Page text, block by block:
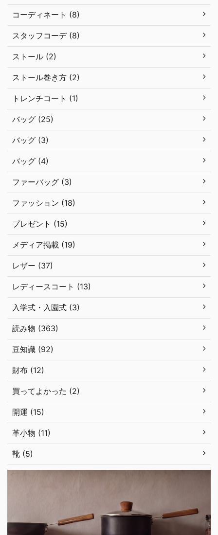
コーディネート (8)
スタッフコーデ (8)
ストール (2)
ストール巻き方 (2)
トレンチコート (1)
バッグ (25)
バッグ (3)
バッグ (4)
ファーバッグ (3)
ファッション (18)
プレゼント (15)
メディア掲載 (19)
レザー (37)
レディースコート (13)
入学式・入園式 (3)
読み物 (363)
豆知識 (92)
財布 (12)
買ってよかった (2)
開運 (15)
革小物 (11)
靴 (5)